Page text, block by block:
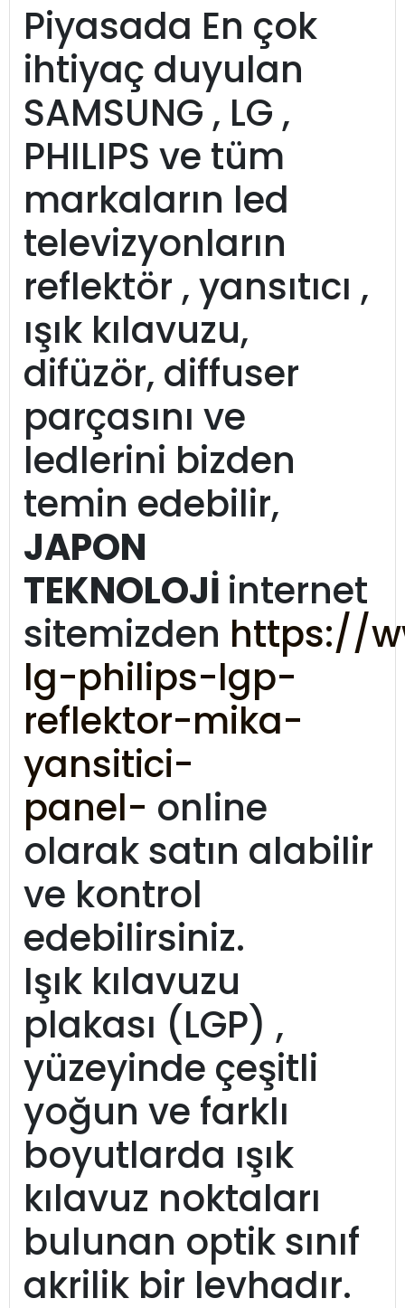
Piyasada En çok
ihtiyaç duyulan
SAMSUNG , LG ,
PHILIPS ve tüm
markaların led
televizyonların
reflektör , yansıtıcı ,
ışık kılavuzu,
difüzör, diffuser
parçasını ve
ledlerini bizden
temin edebilir,
JAPON
TEKNOLOJİ internet
sitemizden https://
lg-philips-lgp-
reflektor-mika-
yansitici-
panel- online
olarak satın alabilir
ve kontrol
edebilirsiniz.
Işık kılavuzu
plakası (LGP) ,
yüzeyinde çeşitli
yoğun ve farklı
boyutlarda ışık
kılavuz noktaları
bulunan optik sınıf
akrilik bir levhadır.